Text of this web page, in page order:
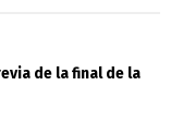
de la final de la